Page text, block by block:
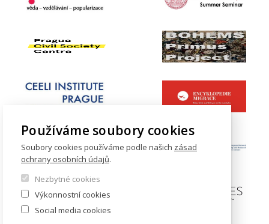
Používáme soubory cookies
Soubory cookies používáme podle našich zásad
ochrany osobních údajů.
Nezbytné cookies
Výkonnostní cookies
Social media cookies